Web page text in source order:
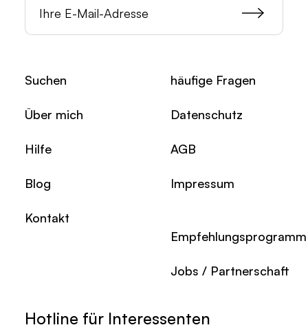
Suchen
Über mich
Hilfe
Blog
Kontakt
häufige Fragen
Datenschutz
AGB
Impressum
Empfehlungsprogramm
Jobs / Partnerschaft
Hotline für Interessenten